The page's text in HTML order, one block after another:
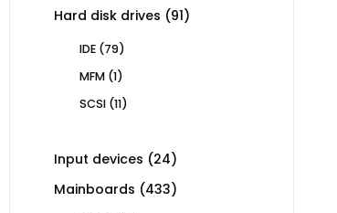
Hard disk drives 9191
IDE 7979
MFM 11
SCSI 1111
Input devices 2424
products
Mainboards 433433